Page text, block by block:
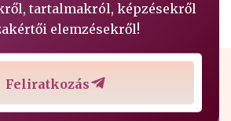
tartalmakról, képzésekről
elemzésekről!
Feliratkozás